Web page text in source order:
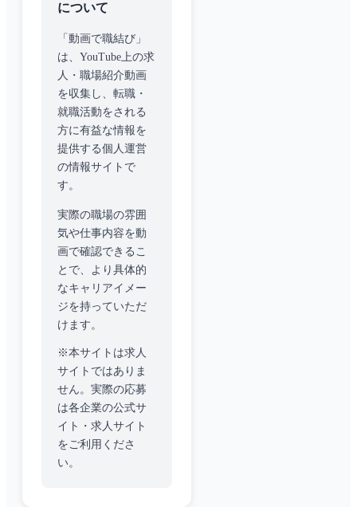
について
「動画で職結び」
は、YouTube上の求
人・職場紹介動画
を収集し、転職・
就職活動をされる
方に有益な情報を
提供する個人運営
の情報サイトで
す。
実際の職場の雰囲
気や仕事内容を動
画で確認できるこ
とで、より具体的
なキャリアイメー
ジを持っていただ
けます。
※本サイトは求人
サイトではありま
せん。実際の応募
は各企業の公式サ
イト・求人サイト
をご利用くださ
い。